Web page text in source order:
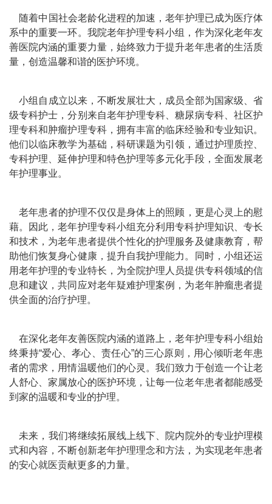
随着中国社会老龄化进程的加速，老年护理已成为医疗体
系中的重要一环。我院老年护理专科小组，作为深化老年友
善医院内涵的重要力量，始终致力于提升老年患者的生活质
量，创造温馨和谐的医护环境。
小组自成立以来，不断发展壮大，成员全部为国家级、省
级专科护士，分别来自老年护理专科、糖尿病专科、社区护
理专科和肿瘤护理专科，拥有丰富的临床经验和专业知识。
他们以临床教学为基础，科研课题为引领，通过护理质控、
专科护理、延伸护理和特色护理等多元化手段，全面发展老
年护理事业。
老年患者的护理不仅仅是身体上的照顾，更是心灵上的慰
藉。因此，老年护理专科小组充分利用专科护理知识、专长
和技术，为老年患者提供个性化的护理服务及健康教育，帮
助他们恢复身心健康，提升自我护理能力。同时，小组还运
用老年护理的专业特长，为全院护理人员提供专科领域的信
息和建议，共同应对老年疑难护理案例，为老年肿瘤患者提
供全面的治疗护理。
在深化老年友善医院内涵的道路上，老年护理专科小组始
终秉持“爱心、孝心、责任心”的三心原则，用心倾听老年患
者的需求，用情温暖他们的心灵。我们致力于创造一个让老
人舒心、家属放心的医护环境，让每一位老年患者都能感受
到家的温暖和专业的护理。
未来，我们将继续拓展线上线下、院内院外的专业护理模
式和内容，不断创新老年护理理念和方法，为实现老年患者
的安心就医贡献更多的力量。